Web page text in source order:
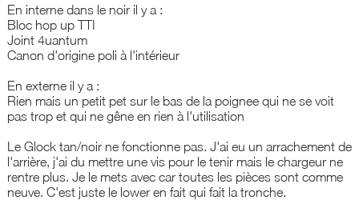
En interne dans le noir il y a :
Bloc hop up TTI
Joint 4uantum
Canon d'origine poli à l'intérieur
En externe il y a :
Rien mais un petit pet sur le bas de la poignee qui ne se voit
pas trop et qui ne gêne en rien à l'utilisation
Le Glock tan/noir ne fonctionne pas. J'ai eu un arrachement de
l'arrière, j'ai du mettre une vis pour le tenir mais le chargeur ne
rentre plus. Je le mets avec car toutes les pièces sont comme
neuve. C'est juste le lower en fait qui fait la tronche.